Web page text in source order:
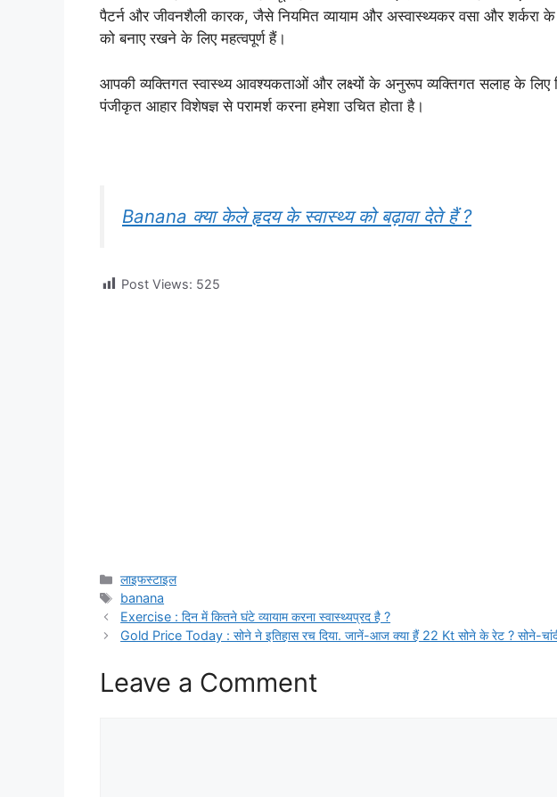
पैटर्न और जीवनशैली कारक, जैसे नियमित व्यायाम और अस्वास्थ्यकर वसा और शर्करा
को बनाए रखने के लिए महत्वपूर्ण हैं।
आपकी व्यक्तिगत स्वास्थ्य आवश्यकताओं और लक्ष्यों के अनुरूप व्यक्तिगत सलाह के लिए
पंजीकृत आहार विशेषज्ञ से परामर्श करना हमेशा उचित होता है।
Banana क्या केले हृदय के स्वास्थ्य को बढ़ावा देते हैं ?
Post Views: 525
Categories
लाइफस्टाइल
Tags
banana
Exercise : दिन में कितने घंटे व्यायाम करना स्वास्थ्यप्रद है ?
Gold Price Today : सोने ने इतिहास रच दिया. जानें-आज क्या हैं 22 Kt सोने के रेट ? सोने-
Leave a Comment